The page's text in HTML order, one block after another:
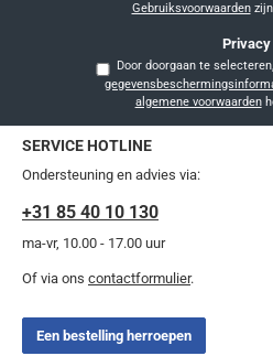
Gebruiksvoorwaardenzijn
Privacy
algemene voorwaarden
SERVICE HOTLINE
Ondersteuning en advies via:
+31 85 40 10 130
ma-vr, 10.00 - 17.00 uur
Of via ons contactformulier.
Een bestelling herroepen